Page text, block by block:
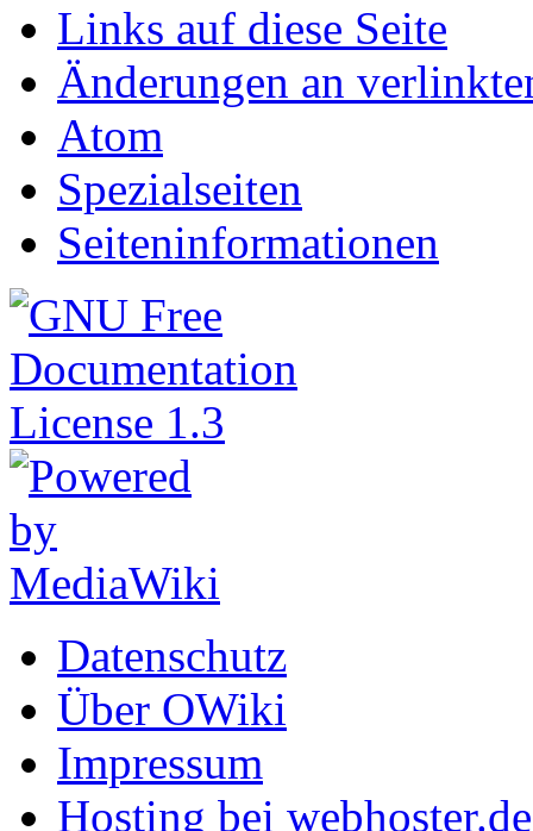
Links auf diese Seite
Änderungen an
Atom
Spezialseiten
Seiteninformationen
Datenschutz
Über OWiki
Impressum
Hosting bei webhoster.de